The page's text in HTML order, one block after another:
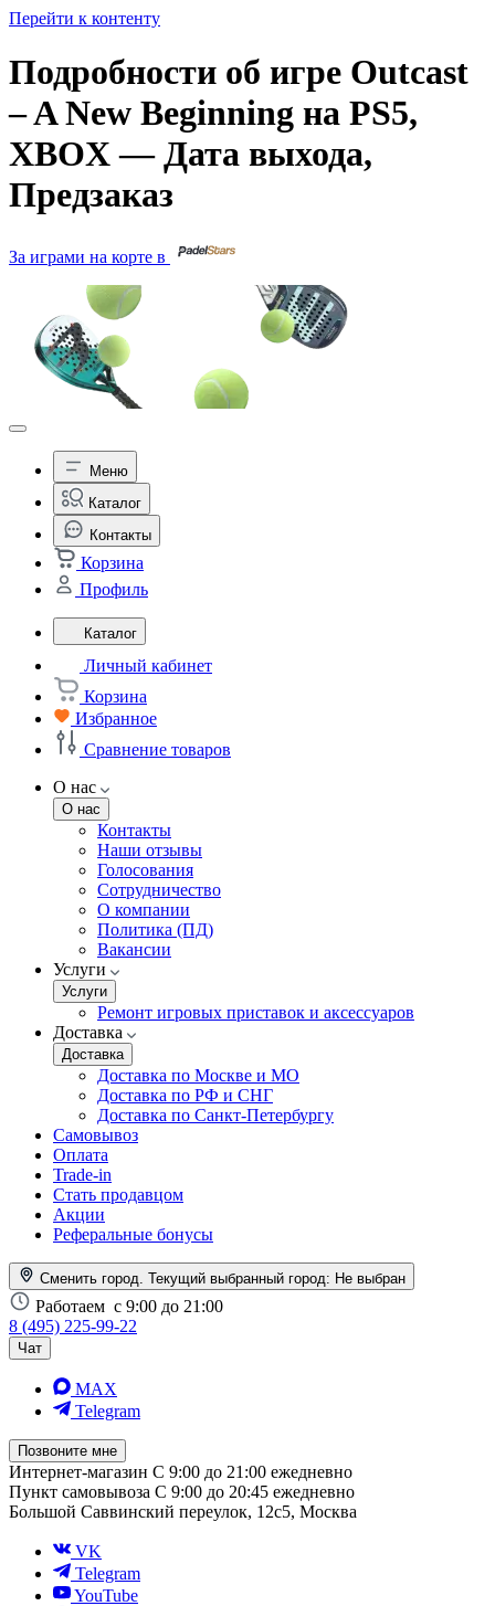
Перейти к контенту
Подробности об игре Outcast
– A New Beginning на PS5,
XBOX — Дата выхода,
Предзаказ
За играми на корте в
Меню
Каталог
Контакты
Корзина
Профиль
Каталог
Личный кабинет
Корзина
Избранное
Сравнение товаров
О нас
О нас
Контакты
Наши отзывы
Голосования
Сотрудничество
О компании
Политика (ПД)
Вакансии
Услуги
Услуги
Ремонт игровых приставок и аксессуаров
Доставка
Доставка
Доставка по Москве и МО
Доставка по РФ и СНГ
Доставка по Санкт-Петербургу
Самовывоз
Оплата
Trade-in
Стать продавцом
Акции
Реферальные бонусы
Сменить город. Текущий выбранный город: Не выбран
Работаем с 9:00 до 21:00
8 (495) 225-99-22
Чат
MAX
Telegram
Позвоните мне
Интернет-магазин С 9:00 до 21:00 ежедневно
Пункт самовывоза С 9:00 до 20:45 ежедневно
Большой Саввинский переулок, 12с5, Москва
VK
Telegram
YouTube